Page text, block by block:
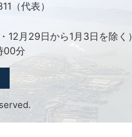
（代表）
12月29日から1月3日を除く）
00分